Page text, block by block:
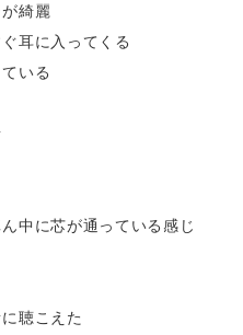
綺麗
耳に入ってくる
いる
中に芯が通っている感じ
聴こえた